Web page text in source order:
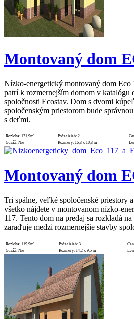
Montovaný dom
Nízko-energetický montovaný dom Eco
patrí k rozmernejším domom v katalógu
spoločnosti Ecostav. Dom s dvomi
spoločenským priestorom bude
s deťmi.
Rozloha: 131,9m² Počet izieb: 2
Garáž: Nie Rozmery: 16,3 x 10,3 m
Montovaný dom
Tri spálne, veľké spoločenské priestory
všetko nájdete v montovanom nízko-
117. Tento dom na predaj sa rozkladá
zaraďuje medzi rozmernejšie stavby
Rozloha: 119,9m² Počet izieb: 3
Garáž: Nie Rozmery: 14,2 x 9,5 m